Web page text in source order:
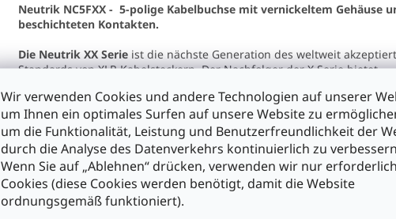
Wir verwenden Cookies und andere Technologien auf unserer
um Ihnen ein optimales Surfen auf unsere Website zu
um die Funktionalität, Leistung und Benutzerfreundlichkeit der
durch die Analyse des Datenverkehrs kontinuierlich zu
Wenn Sie auf „Ablehnen“ drücken, verwenden wir nur
Cookies (diese Cookies werden benötigt, damit die Website
ordnungsgemäß funktioniert).
Neutrik NC5FXX - 5-polige Kabelbuchse mit vernickeltem Gehäuse
beschichteten Kontakten.
Die Neutrik XX Serie ist die nächste Generation des weltweit
Standards von XLR Kabelsteckern. Der Nachfolger der X Serie bietet
Kabelstecker sind nun einfacher zu montieren, die Kontakte sind
und auch die Kabelzugentlastung wurde verbessert.
Eigenschaften :
• einzigartiger female Käfigkontakt verringert den Kontaktwiderstand
erhöht die Leitfähigkeit bei geringerem Verschleiss des
• female Kontakt mit Lötstopp verhindert, dass Lot in den Steckbereich
• Kabelbuchse mit ergonomischer und grösserer Verriegelungsklinke